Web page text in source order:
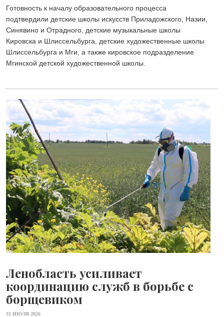
Готовность к началу образовательного процесса
подтвердили детские школы искусств Приладожского, Назии,
Синявино и Отрадного, детские музыкальные школы
Кировска и Шлиссельбурга, детские художественные школы
Шлиссельбурга и Мги, а также кировское подразделение
Мгинской детской художественной школы.
Ленобласть усиливает
координацию служб в борьбе с
борщевиком
31 ИЮЛЯ 2026